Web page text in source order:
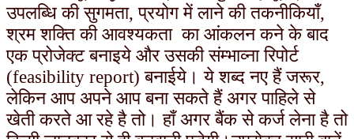
उपलब्धि की सुगमता, प्रयोग में लाने की तकनीकियाँ,
श्रम शक्ति की आवश्यकता का आंकलन कने के बाद
एक प्रोजेक्ट बनाइये और उसकी संम्भाव्ना रिपोर्ट
(feasibility report) बनाईये। ये शब्द नए हैं जरूर,
लेकिन आप अपने आप बना सकते हैं अगर पाहिले से
खेती करते आ रहे है तो। हाँ अगर बैंक से कर्ज लेना है तो